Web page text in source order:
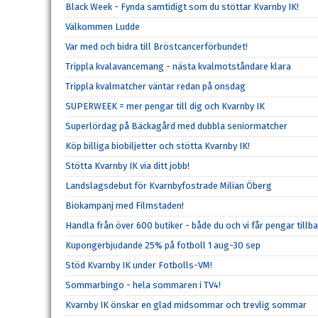
Black Week - Fynda samtidigt som du stöttar Kvarnby IK!
Välkommen Ludde
Var med och bidra till Bröstcancerförbundet!
Trippla kvalavancemang - nästa kvalmotståndare klara
Trippla kvalmatcher väntar redan på onsdag
SUPERWEEK = mer pengar till dig och Kvarnby IK
Superlördag på Bäckagård med dubbla seniormatcher
Köp billiga biobiljetter och stötta Kvarnby IK!
Stötta Kvarnby IK via ditt jobb!
Landslagsdebut för Kvarnbyfostrade Milian Öberg
Biokampanj med Filmstaden!
Handla från över 600 butiker - både du och vi får pengar
Kupongerbjudande 25% på fotboll 1 aug-30 sep
Stöd Kvarnby IK under Fotbolls-VM!
Sommarbingo - hela sommaren i TV4!
Kvarnby IK önskar en glad midsommar och trevlig sommar